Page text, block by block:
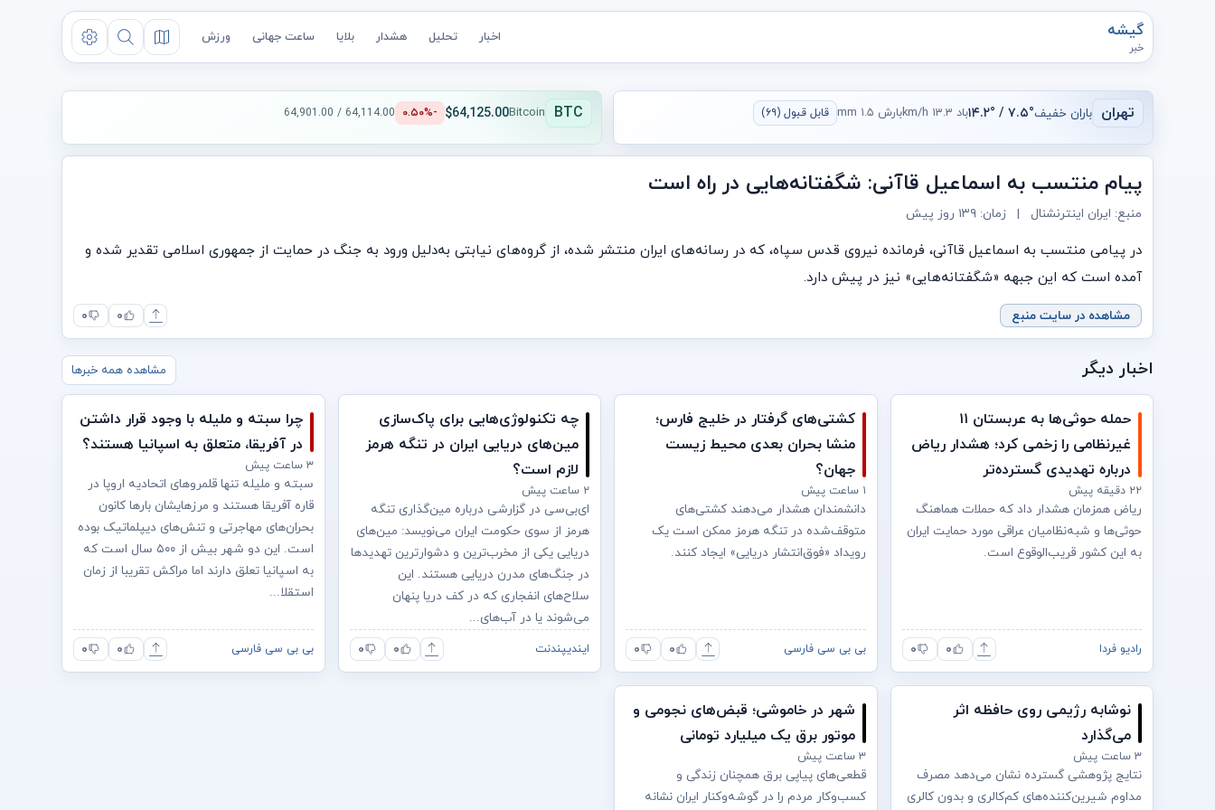
گیشه
خبر
اخبار تحلیل هشدار بلایا ساعت جهانی ورزش
تهران باران خفیف۷.۵° / ۱۴.۲° باد ۱۳.۳ km/h بارش ۱.۵ mm قابل قبول (۶۹) BTC
Bitcoin
$64,125.00 -۰.۵۰% 64,114.00 / 64,901.00
پیام منتسب به اسماعیل قاآنی: شگفتانه‌هایی در راه است
منبع: ایران اینترنشنال | زمان: ۱۳۹ روز پیش
در پیامی منتسب به اسماعیل قاآنی، فرمانده نیروی قدس سپاه، که در رسانه‌های ایران منتشر شده، از گروه‌های نیابتی به‌دلیل ورود به جنگ در حمایت از جمهوری اسلامی تقدیر شده و
آمده است که این جبهه «شگفتانه‌هایی» نیز در پیش دارد.
مشاهده در سایت منبع ۰ ۰
اخبار دیگر مشاهده همه خبرها
حمله حوثی‌ها به عربستان ۱۱
غیرنظامی را زخمی کرد؛ هشدار ریاض
درباره تهدیدی گسترده‌تر
۲۲ دقیقه پیش
ریاض همزمان هشدار داد که حملات هماهنگ
حوثی‌ها و شبه‌نظامیان عراقی مورد حمایت ایران
به این کشور قریب‌الوقوع است.
رادیو فردا ۰ ۰
کشتی‌های گرفتار در خلیج فارس؛
منشا بحران بعدی محیط زیست
جهان؟
۱ ساعت پیش
دانشمندان هشدار می‌دهند کشتی‌های
متوقف‌شده در تنگه هرمز ممکن است یک
رویداد «فوق‌انتشار دریایی» ایجاد کنند.
بی بی سی فارسی ۰ ۰
چه تکنولوژی‌هایی برای پاک‌سازی
مین‌های دریایی ایران در تنگه هرمز
لازم است؟
۲ ساعت پیش
ای‌بی‌سی در گزارشی درباره مین‌گذاری تنگه
هرمز از سوی حکومت ایران می‌نویسد: مین‌های
دریایی یکی از مخرب‌ترین و دشوارترین تهدیدها
در جنگ‌های مدرن دریایی هستند. این
سلاح‌های انفجاری که در کف دریا پنهان
می‌شوند یا در آب‌های...
ایندیپندنت ۰ ۰
چرا سبته و ملیله با وجود قرار داشتن
در آفریقا، متعلق به اسپانیا هستند؟
۳ ساعت پیش
سبته و ملیله تنها قلمروهای اتحادیه اروپا در
قاره آفریقا هستند و مرزهایشان بارها کانون
بحران‌های مهاجرتی و تنش‌های دیپلماتیک بوده
است. این دو شهر بیش از ۵۰۰ سال است که
به اسپانیا تعلق دارند اما مراکش تقریبا از زمان
استقلا...
بی بی سی فارسی ۰ ۰
نوشابه رژیمی روی حافظه اثر
می‌گذارد
۳ ساعت پیش
نتایج پژوهشی گسترده نشان می‌دهد مصرف
مداوم شیرین‌کننده‌های کم‌کالری و بدون کالری
شهر در خاموشی؛ قبض‌های نجومی و
موتور برق یک میلیارد تومانی
۳ ساعت پیش
قطعی‌های پیاپی برق همچنان زندگی و
کسب‌وکار مردم را در گوشه‌وکنار ایران نشانه